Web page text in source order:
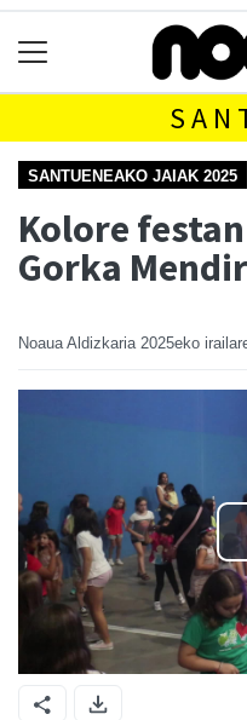
SANTUENEAKO JAIAK 2025
Kolore
Gorka
Noaua Aldizkaria 2025eko